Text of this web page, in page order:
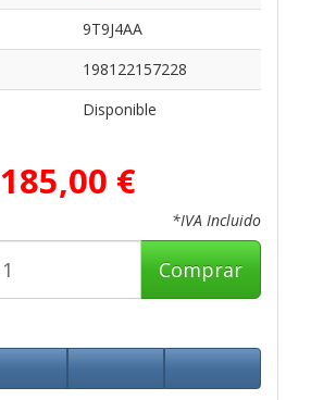
9T9J4AA
198122157228
Disponible
185,00 €
*IVA Incluido
Comprar